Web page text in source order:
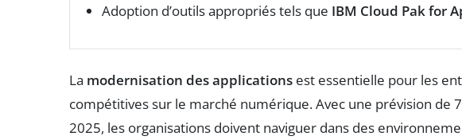
Adoption d’outils appropriés tels que IBM Cloud Pak for
La modernisation des applications est essentielle pour les
compétitives sur le marché numérique. Avec une prévision de
2025, les organisations doivent naviguer dans des